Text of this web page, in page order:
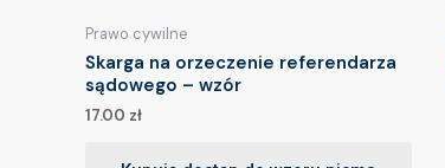
Prawo cywilne
Skarga na orzeczenie referendarza
sądowego – wzór
17.00 zł